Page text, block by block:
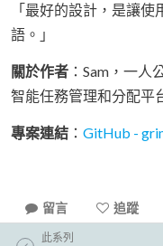
「最好的設計，是讓
語。」
關於作者 ：Sam，一
智能任務管理和分配平
專案連結 ： GitHub -
留言 追蹤
此系列